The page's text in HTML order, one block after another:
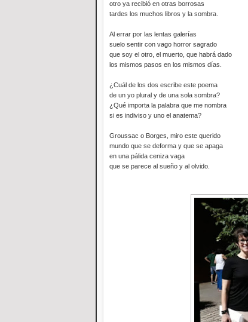
otro ya recibió en otras borrosas
tardes los muchos libros y la sombra.
Al errar por las lentas galerías
suelo sentir con vago horror sagrado
que soy el otro, el muerto, que habrá dado
los mismos pasos en los mismos días.
¿Cuál de los dos escribe este poema
de un yo plural y de una sola sombra?
¿Qué importa la palabra que me nombra
si es indiviso y uno el anatema?
Groussac o Borges, miro este querido
mundo que se deforma y que se apaga
en una pálida ceniza vaga
que se parece al sueño y al olvido.